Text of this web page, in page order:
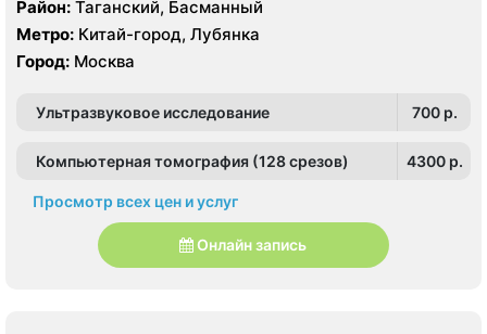
Район: Таганский, Басманный
Метро: Китай-город, Лубянка
Город: Москва
Ультразвуковое исследование 700 p.
Компьютерная томография (128 срезов) 4300 p.
Просмотр всех цен и услуг
Онлайн запись